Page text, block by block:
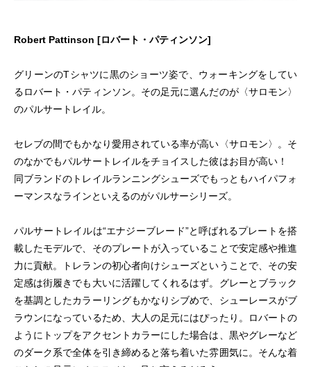
Robert Pattinson [ロバート・パティンソン]
グリーンのTシャツに黒のショーツ姿で、ウォーキングをしてい
るロバート・パティンソン。その足元に選んだのが〈サロモン〉
のパルサートレイル。
セレブの間でもかなり愛用されている率が高い〈サロモン〉。そ
のなかでもパルサートレイルをチョイスした彼はお目が高い！
同ブランドのトレイルランニングシューズでもっともハイパフォ
ーマンスなラインといえるのがパルサーシリーズ。
パルサートレイルは“エナジーブレード”と呼ばれるプレートを搭
載したモデルで、そのプレートが入っていることで安定感や推進
力に貢献。トレランの初心者向けシューズということで、その安
定感は街履きでも大いに活躍してくれるはず。グレーとブラック
を基調としたカラーリングもかなりシブめで、シューレースがブ
ラウンになっているため、大人の足元にはぴったり。ロバートの
ようにトップをアクセントカラーにした場合は、黒やグレーなど
のダーク系で全体を引き締めると落ち着いた雰囲気に。そんな着